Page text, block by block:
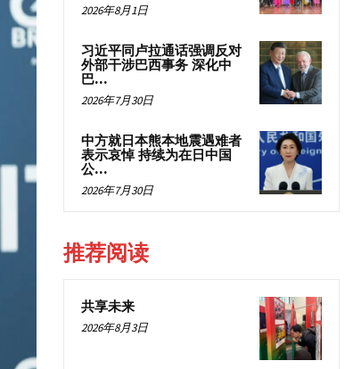
2026年8月1日
习近平同卢拉通话强调反对
外部干涉巴西事务 深化中
巴...
2026年7月30日
中方就日本熊本地震遇难者
表示哀悼 持续为在日中国
公...
2026年7月30日
推荐阅读
共享未来
2026年8月3日